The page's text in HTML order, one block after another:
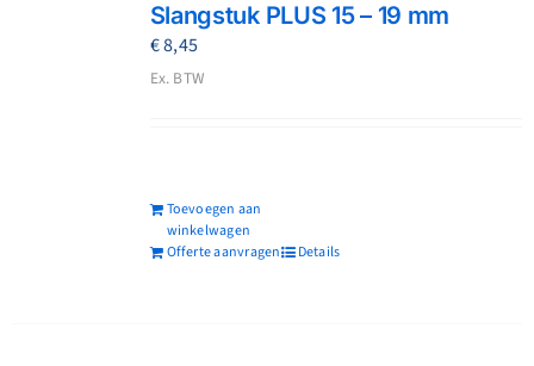
Slangstuk PLUS 15 – 19 mm
€8,45
Ex. BTW
Toevoegen aan
winkelwagen
Offerte aanvragen
Details